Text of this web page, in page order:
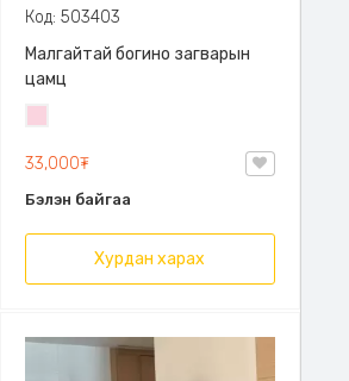
Код: 503403
Малгайтай богино загварын
цамц
33,000₮
Бэлэн байгаа
Хурдан харах